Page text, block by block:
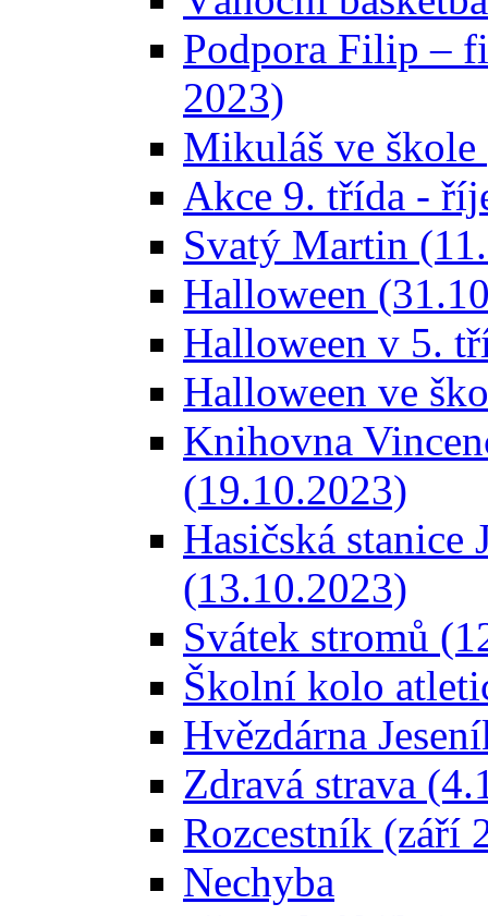
Podpora Filip –
2023)
Mikuláš ve
Akce 9. třída -
Svatý Martin
Halloween
Halloween v 5.
Halloween ve
Knihovna
(19.10.2023)
Hasičská stanice
(13.10.2023)
Svátek stromů
Školní kolo
Hvězdárna
Zdravá strava
Rozcestník (září
Nechyba